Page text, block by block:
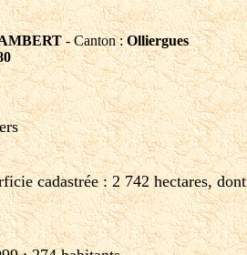
- Canton :Olliergues
cadastrée : 2 742 hectares,